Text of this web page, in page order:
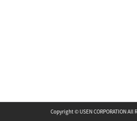
Copyright © USEN CORPORATION All